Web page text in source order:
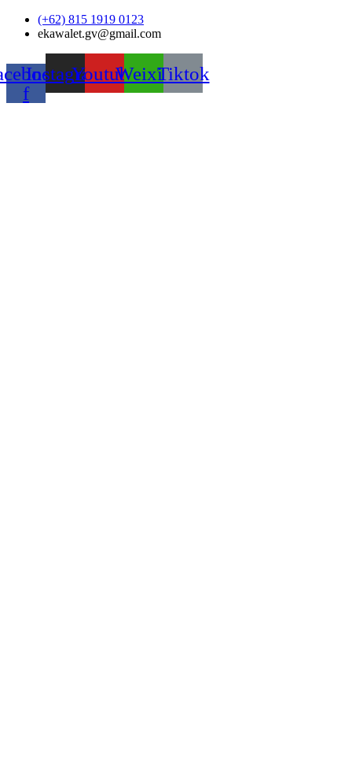
Skip
(+62) 815 1919 0123
ekawalet.gv@gmail.com
f
InstagramYoutubeWeixinTiktok